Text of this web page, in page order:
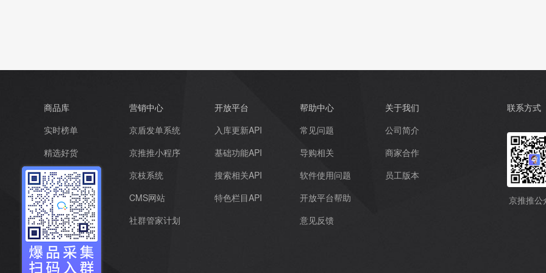
商品库
实时榜单
精选好货
超级爆品
品牌优选
全部商品
营销中心
京盾发单系统
京推推小程序
京枝系统
CMS网站
社群管家计划
开放平台
入库更新API
基础功能API
搜索相关API
特色栏目API
帮助中心
常见问题
导购相关
软件使用问题
开放平台帮助
意见反馈
关于我们
公司简介
商家合作
员工版本
联系方式
京推推公